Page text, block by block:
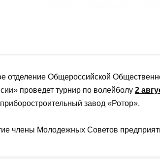
отделение Общероссийской
проведет турнир по волейболу 2
завод «Ротор».
члены Молодежных Советов